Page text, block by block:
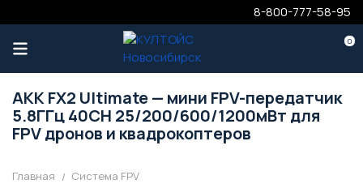
8-800-777-58-95
0
AKK FX2 Ultimate — мини FPV-передатчик
5.8ГГц 40CH 25/200/600/1200мВт для
FPV дронов и квадрокоптеров
Главная
Система FPV